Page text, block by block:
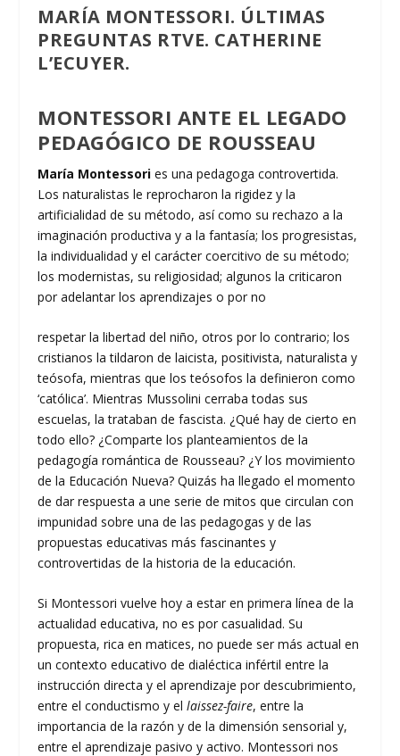
MARÍA MONTESSORI. ÚLTIMAS
PREGUNTAS RTVE. CATHERINE
L’ECUYER.
MONTESSORI ANTE EL LEGADO
PEDAGÓGICO DE ROUSSEAU
María Montessories una pedagoga controvertida.
Los naturalistas le reprocharon la rigidez y la
artificialidad de su método, así como su rechazo a la
imaginación productiva y a la fantasía; los progresistas,
la individualidad y el carácter coercitivo de su método;
los modernistas, su religiosidad; algunos la criticaron
por adelantar los aprendizajes o por no
respetar la libertad del niño, otros por lo contrario; los
cristianos la tildaron de laicista, positivista, naturalista y
teósofa, mientras que los teósofos la definieron como
‘católica’. Mientras Mussolini cerraba todas sus
escuelas, la trataban de fascista. ¿Qué hay de cierto en
todo ello? ¿Comparte los planteamientos de la
pedagogía romántica de Rousseau? ¿Y los movimiento
de la Educación Nueva? Quizás ha llegado el momento
de dar respuesta a une serie de mitos que circulan con
impunidad sobre una de las pedagogas y de las
propuestas educativas más fascinantes y
controvertidas de la historia de la educación.
Si Montessori vuelve hoy a estar en primera línea de la
actualidad educativa, no es por casualidad. Su
propuesta, rica en matices, no puede ser más actual en
un contexto educativo de dialéctica infértil entre la
instrucción directa y el aprendizaje por descubrimiento,
entre el conductismo y ellaissez-faire, entre la
importancia de la razón y de la dimensión sensorial y,
entre el aprendizaje pasivo y activo. Montessori nos